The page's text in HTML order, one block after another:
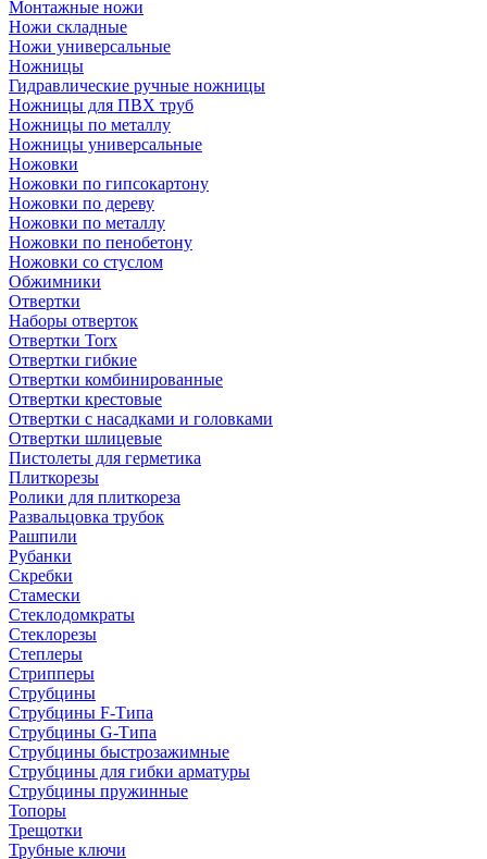
Монтажные ножи
Ножи складные
Ножи универсальные
Ножницы
Гидравлические ручные ножницы
Ножницы для ПВХ труб
Ножницы по металлу
Ножницы универсальные
Ножовки
Ножовки по гипсокартону
Ножовки по дереву
Ножовки по металлу
Ножовки по пенобетону
Ножовки со стуслом
Обжимники
Отвертки
Наборы отверток
Отвертки Torx
Отвертки гибкие
Отвертки комбинированные
Отвертки крестовые
Отвертки с насадками и головками
Отвертки шлицевые
Пистолеты для герметика
Плиткорезы
Ролики для плиткореза
Развальцовка трубок
Рашпили
Рубанки
Скребки
Стамески
Стеклодомкраты
Стеклорезы
Степлеры
Стрипперы
Струбцины
Струбцины F-Типа
Струбцины G-Типа
Струбцины быстрозажимные
Струбцины для гибки арматуры
Струбцины пружинные
Топоры
Трещотки
Трубные ключи